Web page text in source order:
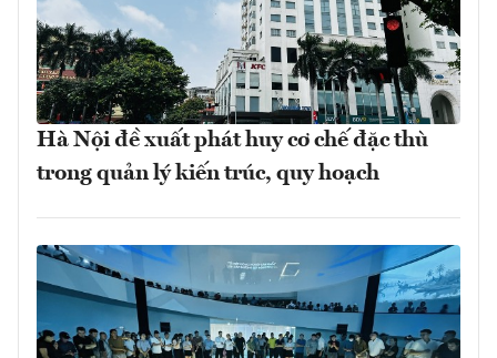
Hà Nội đề xuất phát huy cơ chế đặc thù
trong quản lý kiến trúc, quy hoạch